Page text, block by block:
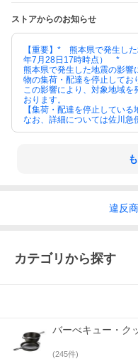
ストアからのお知らせ
【重要】* 熊本県で発生し
年7月28日17時時点） *
熊本県で発生した地震の影響
物の集荷・配達を停止してお
この影響により、対象地域を
おります。
【集荷・配達を停止してい
なお、詳細については佐川急
違反
カテゴリから探す
バーべキュー・ク
(245件)